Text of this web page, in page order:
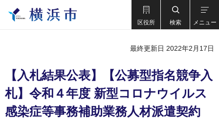
区役所 検索 メニュー
最終更新日 2022年2月17日
【入札結果公表】【公募型指名競争入
札】令和４年度 新型コロナウイルス
感染症等事務補助業務人材派遣契約